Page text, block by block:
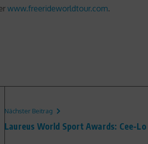
www.freerideworldtour.com.
Nächster Beitrag
Laureus World Sport Awards: Cee-